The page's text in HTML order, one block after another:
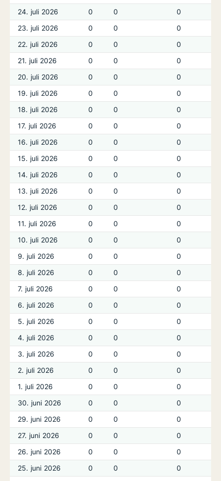
24. juli 2026
0 0
0
23. juli 2026
0 0
0
22. juli 2026
0 0
0
21. juli 2026
0 0
0
20. juli 2026
0 0
0
19. juli 2026
0 0
0
18. juli 2026
0 0
0
17. juli 2026
0 0
0
16. juli 2026
0 0
0
15. juli 2026
0 0
0
14. juli 2026
0 0
0
13. juli 2026
0 0
0
12. juli 2026
0 0
0
11. juli 2026
0 0
0
10. juli 2026
0 0
0
9. juli 2026
0 0
0
8. juli 2026
0 0
0
7. juli 2026
0 0
0
6. juli 2026
0 0
0
5. juli 2026
0 0
0
4. juli 2026
0 0
0
3. juli 2026
0 0
0
2. juli 2026
0 0
0
1. juli 2026
0 0
0
30. juni 2026
0 0
0
29. juni 2026
0 0
0
27. juni 2026
0 0
0
26. juni 2026
0 0
0
25. juni 2026
0 0
0